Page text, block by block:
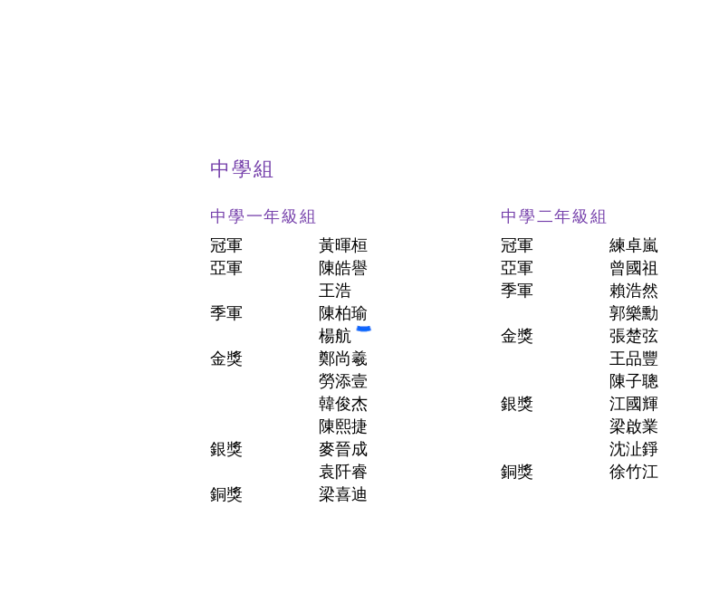
中學組
中學一年級組
冠軍
亞軍
季軍
金獎
銀獎
銅獎
黃暉桓
陳皓譽
王浩
陳柏瑜
楊航
鄭尚羲
勞添壹
韓俊杰
陳熙捷
麥晉成
袁阡睿
梁喜迪
中學二年級組
冠軍
亞軍
季軍
金獎
銀獎
銅獎
練卓嵐
曾國祖
賴浩然
郭樂勳
張楚弦
王品豐
陳子聰
江國輝
梁啟業
沈沚錚
徐竹江